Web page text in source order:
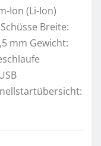
Ion (Li-Ion)
Breite:
mm Gewicht: